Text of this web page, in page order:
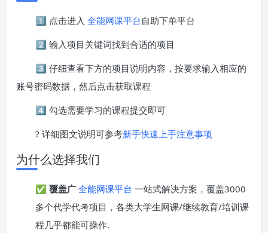
1️⃣ 点击进入 全能网课平台自助下单平台
2️⃣ 输入项目关键词找到合适的项目
3️⃣ 仔细查看下方的项目说明内容，按要求输入相应的
账号密码数据，然后点击获取课程
4️⃣ 勾选需要学习的课程提交即可
? 详细图文说明可参考新手快速上手注意事项
为什么选择我们
✅ 覆盖广 全能网课平台 一站式解决方案，覆盖3000
多个代学代考项目，各类大学生网课/继续教育/培训课
程几乎都能可操作.